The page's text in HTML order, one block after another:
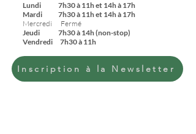
Lundi 7h30 à 11h et 14h à 17h
Mardi 7h30 à 11het 14h à 17h
Mercredi Fermé
Jeudi 7h30 à 14h (non-stop)
Vendredi 7h30 à 11h
Inscription à la Newsletter